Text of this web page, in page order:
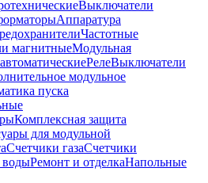
Выключатели
Аппаратура
Частотные
магнитныеМодульная
РелеВыключатели
модульное
пуска
Комплексная защита
для модульной
Счетчики газаСчетчики
водыРемонт и отделкаНапольные